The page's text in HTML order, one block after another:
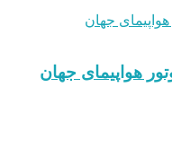
هواپیمای جهان